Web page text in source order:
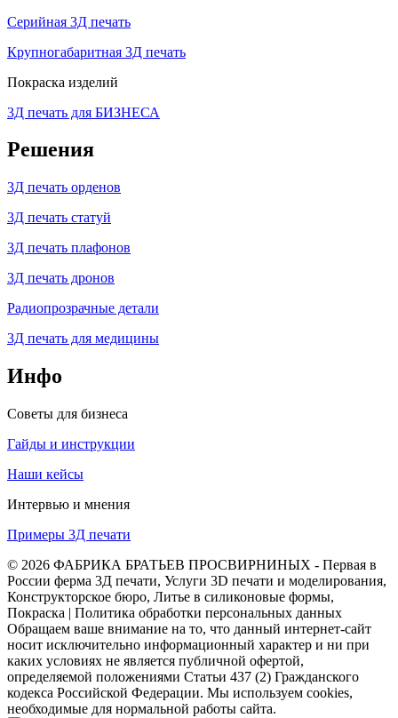
Серийная 3Д печать
Крупногабаритная 3Д печать
Покраска изделий
3Д печать для БИЗНЕСА
Решения
3Д печать орденов
3Д печать статуй
3Д печать плафонов
3Д печать дронов
Радиопрозрачные детали
3Д печать для медицины
Инфо
Советы для бизнеса
Гайды и инструкции
Наши кейсы
Интервью и мнения
Примеры 3Д печати
© 2026 ФАБРИКА БРАТЬЕВ ПРОСВИРНИНЫХ - Первая в
России ферма 3Д печати, Услуги 3D печати и моделирования,
Конструкторское бюро, Литье в силиконовые формы,
Покраска | Политика обработки персональных данных
Обращаем ваше внимание на то, что данный интернет-сайт
носит исключительно информационный характер и ни при
каких условиях не является публичной офертой,
определяемой положениями Статьи 437 (2) Гражданского
кодекса Российской Федерации. Мы используем cookies,
необходимые для нормальной работы сайта.